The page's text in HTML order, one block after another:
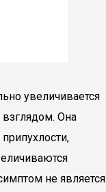
увеличивается
Она
не является